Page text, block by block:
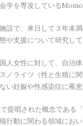
学を専攻している
設で、来日して３年未
や支援について研究して
人女性に対して、自治
／ライツ（性と生殖に
い妊娠や性感染症に罹
提唱された概念である
行動に関わる領域にお